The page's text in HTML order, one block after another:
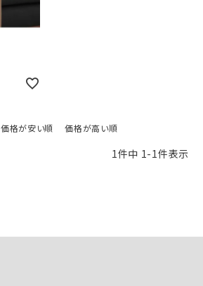
価格が安い順 価格が高い順
1件中 1-1件表示